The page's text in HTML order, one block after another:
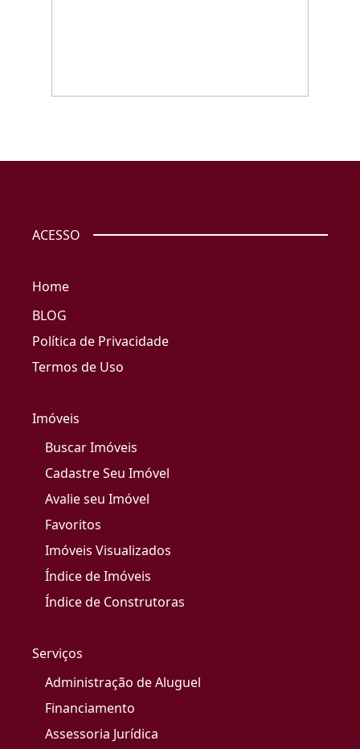
ACESSO
Home
BLOG
Política de Privacidade
Termos de Uso
Imóveis
Buscar Imóveis
Cadastre Seu Imóvel
Avalie seu Imóvel
Favoritos
Imóveis Visualizados
Índice de Imóveis
Índice de Construtoras
Serviços
Administração de Aluguel
Financiamento
Assessoria Jurídica